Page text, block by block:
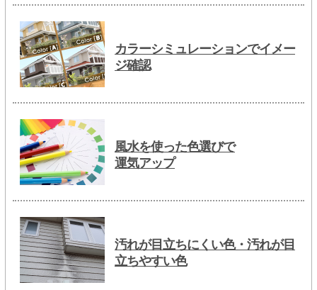
カラーシミュレーションでイメー
ジ確認
風水を使った色選びで
運気アップ
汚れが目立ちにくい色・汚れが目
立ちやすい色